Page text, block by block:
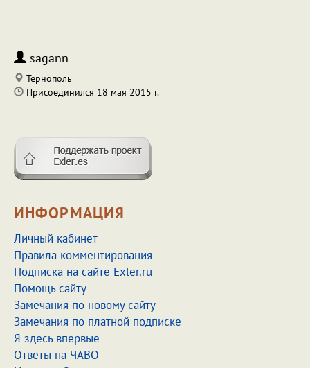
sagann
Тернополь
Присоединился 18 мая 2015 г.
ИНФОРМАЦИЯ
Личный кабинет
Правила комментирования
Подписка на сайте Exler.ru
Помощь сайту
Замечания по новому сайту
Замечания по платной подписке
Я здесь впервые
Ответы на ЧАВО